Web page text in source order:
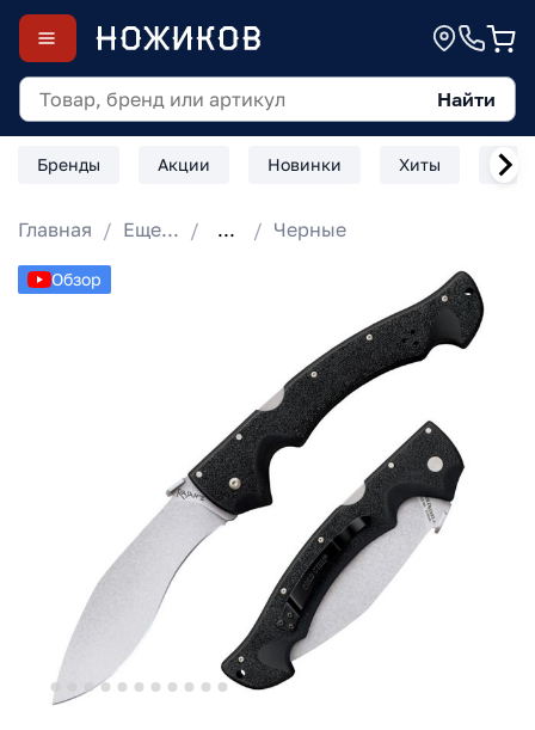
Найти
Бренды Акции Новинки Хиты
Главная Еще... ... Черные
Обзор